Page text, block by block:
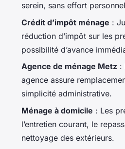
serein, sans effort
Crédit d’impôt ménage :
réduction d’impôt sur les
possibilité d’avance
Agence de ménage Metz :
agence assure
simplicité administrative.
Ménage à domicile : Les
l’entretien courant, le
nettoyage des extérieurs.